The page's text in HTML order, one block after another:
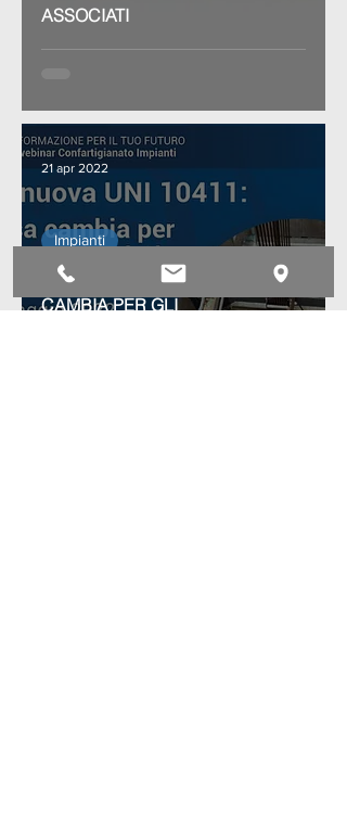
ASSOCIATI
LA NUOVA UNI 10411: COSA
CAMBIA PER GLI
Impianti
21 apr 2022